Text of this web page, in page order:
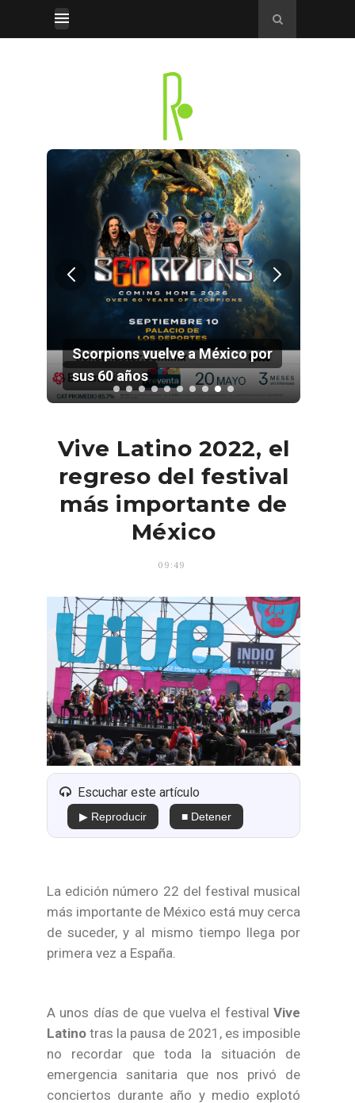
Electrify, la nueva cara del hard
rock mexicano
Vive Latino 2022, el
regreso del festival
más importante de
México
09:49
Escuchar este artículo
▶ Reproducir ■ Detener
La edición número 22 del festival musical
más importante de México está muy cerca
de suceder, y al mismo tiempo llega por
primera vez a España.
A unos días de que vuelva el festival Vive
Latino tras la pausa de 2021, es imposible
no recordar que toda la situación de
emergencia sanitaria que nos privó de
conciertos durante año y medio explotó